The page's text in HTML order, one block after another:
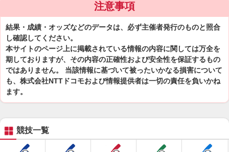
注意事項
結果・成績・オッズなどのデータは、必ず主催者発行のものと照合
し確認してください。
本サイトのページ上に掲載されている情報の内容に関しては万全を
期しておりますが、その内容の正確性および安全性を保証するもの
ではありません。 当該情報に基づいて被ったいかなる損害について
も、株式会社NTTドコモおよび情報提供者は一切の責任を負いかね
ます。
競技一覧